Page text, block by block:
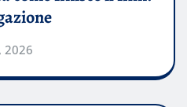
2026